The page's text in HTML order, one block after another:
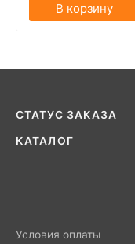
В корзину
СТАТУС ЗАКАЗА
КАТАЛОГ
Условия оплаты